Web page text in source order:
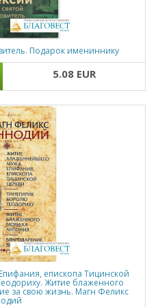
Подарок имениннику
5.08 EUR
епископа Тицинской
Житие блаженного
за свою жизнь. Магн Феликс